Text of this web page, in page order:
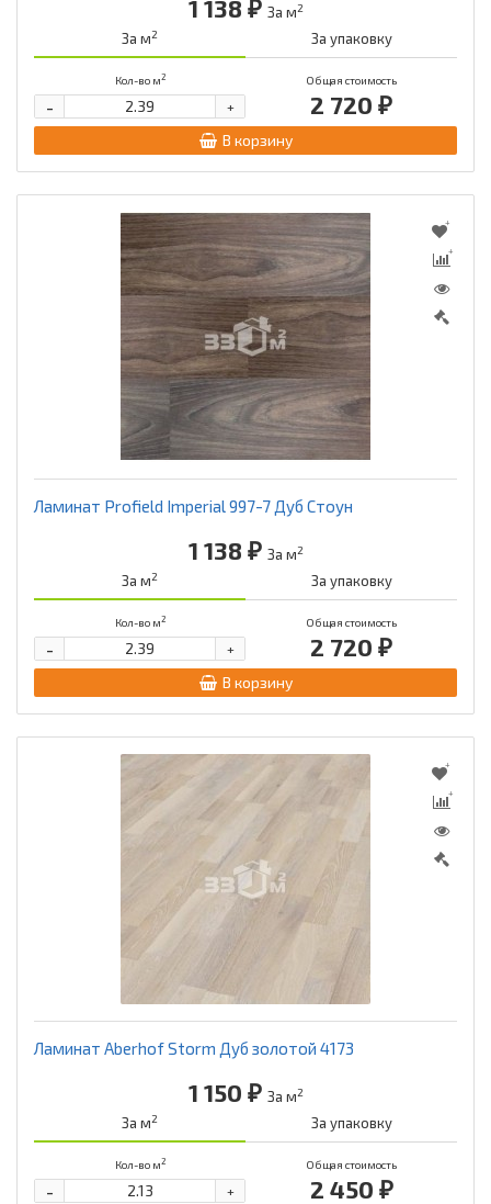
1 138 ₽ За м2
За м2 За упаковку
Кол-во м2 Общая стоимость
2 720 ₽
+
-
В корзину
Ламинат Profield Imperial 997-7 Дуб Стоун
1 138 ₽ За м2
За м2 За упаковку
Кол-во м2 Общая стоимость
2 720 ₽
+
-
В корзину
Ламинат Aberhof Storm Дуб золотой 4173
1 150 ₽ За м2
За м2 За упаковку
Кол-во м2 Общая стоимость
2 450 ₽
+
-